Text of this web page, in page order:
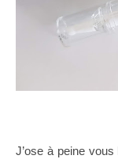
J’ose à peine